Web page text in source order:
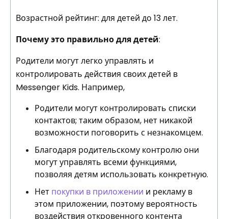
Возрастной рейтинг: для детей до 13 лет.
Почему это правильно для детей:
Родители могут легко управлять и
контролировать действия своих детей в
Messenger Kids. Например,
Родители могут контролировать списки
контактов; таким образом, нет никакой
возможности поговорить с незнакомцем.
Благодаря родительскому контролю они
могут управлять всеми функциями,
позволяя детям использовать конкретную.
Нет покупки в приложении и рекламу в
этом приложении, поэтому вероятность
воздействия откровенного контента